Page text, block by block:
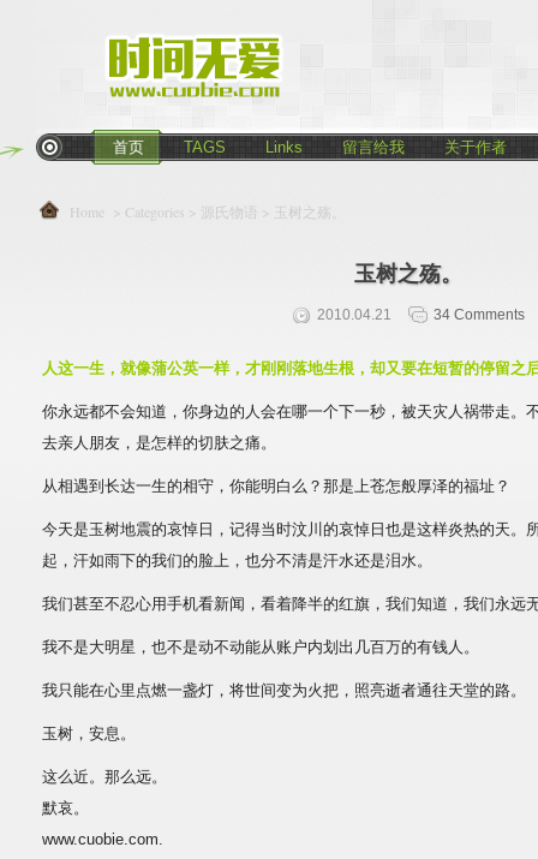
首页 TAGS Links 留言给我 关于作者
Home > Categories > 源氏物语 > 玉树之殇。
玉树之殇。
2010.04.21 34 Comments
人这一生，就像蒲公英一样，才刚刚落地生根，却又要在短暂的停留之
你永远都不会知道，你身边的人会在哪一个下一秒，被天灾人祸带走。
去亲人朋友，是怎样的切肤之痛。
从相遇到长达一生的相守，你能明白么？那是上苍怎般厚泽的福址？
今天是玉树地震的哀悼日，记得当时汶川的哀悼日也是这样炎热的天。
起，汗如雨下的我们的脸上，也分不清是汗水还是泪水。
我们甚至不忍心用手机看新闻，看着降半的红旗，我们知道，我们永远
我不是大明星，也不是动不动能从账户内划出几百万的有钱人。
我只能在心里点燃一盏灯，将世间变为火把，照亮逝者通往天堂的路。
玉树，安息。
这么近。那么远。
默哀。
www.cuobie.com.